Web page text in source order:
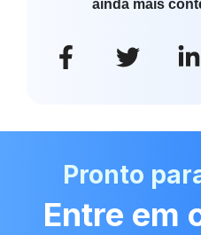
ainda mais
Pronto
Entre em